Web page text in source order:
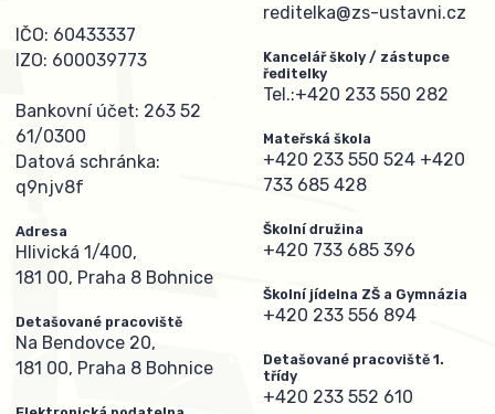
IČO: 60433337
IZO: 600039773
Bankovní účet: 263 52
61/0300
Datová schránka:
q9njv8f
Adresa
Hlivická 1/400,
181 00, Praha 8 Bohnice
Detašované pracoviště
Na Bendovce 20,
181 00, Praha 8 Bohnice
reditelka@zs-ustavni.cz
Kancelář školy / zástupce
ředitelky
Tel.:+420 233 550 282
Mateřská škola
+420 233 550 524 +420
733 685 428
Školní družina
+420 733 685 396
Školní jídelna ZŠ a Gymnázia
+420 233 556 894
Detašované pracoviště 1.
třídy
+420 233 552 610